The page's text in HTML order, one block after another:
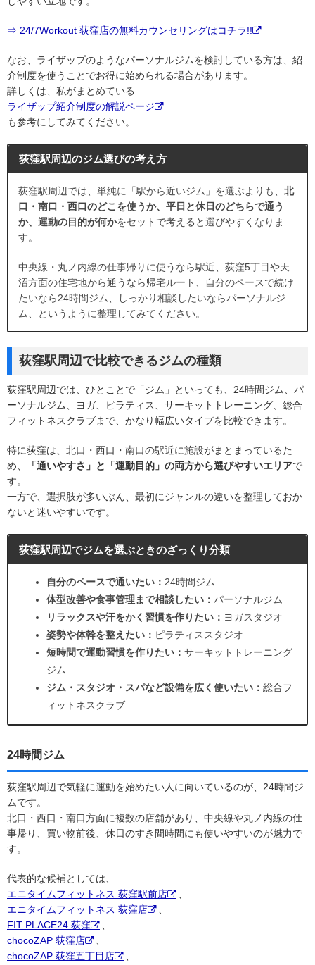
⇒ 24/7Workout 荻窪店の無料カウンセリングはコチラ!!
なお、ライザップのようなパーソナルジムを検討している方は、紹
介制度を使うことでお得に始められる場合があります。
詳しくは、私がまとめている
ライザップ紹介制度の解説ページ
も参考にしてみてください。
荻窪駅周辺のジム選びの考え方
荻窪駅周辺では、単純に「駅から近いジム」を選ぶよりも、 北
口・南口・西口のどこを使うか、平日と休日のどちらで通う
か、運動の目的が何かをセットで考えると選びやすくなりま
す。
中央線・丸ノ内線の仕事帰りに使うなら駅近、荻窪5丁目や天
沼方面の住宅地から通うなら帰宅ルート、自分のペースで続け
たいなら24時間ジム、しっかり相談したいならパーソナルジ
ム、というように整理してみてください。
荻窪駅周辺で比較できるジムの種類
荻窪駅周辺では、ひとことで「ジム」といっても、24時間ジム、パ
ーソナルジム、ヨガ、ピラティス、サーキットトレーニング、総合
フィットネスクラブまで、かなり幅広いタイプを比較できます。
特に荻窪は、北口・西口・南口の駅近に施設がまとまっているた
め、
「通いやすさ」と「運動目的」の両方から選びやすいエリアで
す。
一方で、選択肢が多いぶん、最初にジャンルの違いを整理しておか
ないと迷いやすいです。
荻窪駅周辺でジムを選ぶときのざっくり分類
自分のペースで通いたい： 24時間ジム
体型改善や食事管理まで相談したい： パーソナルジム
リラックスや汗をかく習慣を作りたい： ヨガスタジオ
姿勢や体幹を整えたい： ピラティススタジオ
短時間で運動習慣を作りたい： サーキットトレーニング
ジム
ジム・スタジオ・スパなど設備を広く使いたい： 総合フ
ィットネスクラブ
24時間ジム
荻窪駅周辺で気軽に運動を始めたい人に向いているのが、24時間ジ
ムです。
北口・西口・南口方面に複数の店舗があり、中央線や丸ノ内線の仕
事帰り、買い物前後、休日のすき間時間にも使いやすいのが魅力で
す。
代表的な候補としては、
エニタイムフィットネス 荻窪駅前店
、
エニタイムフィットネス 荻窪店
、
FIT PLACE24 荻窪
、
chocoZAP 荻窪店
、
chocoZAP 荻窪五丁目店
、